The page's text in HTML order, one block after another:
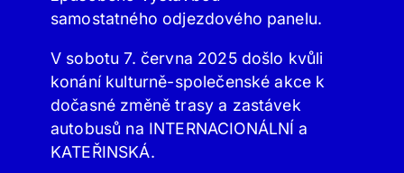
samostatného odjezdového panelu.
V sobotu 7. června 2025 došlo kvůli
konání kulturně-společenské akce k
dočasné změně trasy a zastávek
autobusů na INTERNACIONÁLNÍ a
KATEŘINSKÁ.